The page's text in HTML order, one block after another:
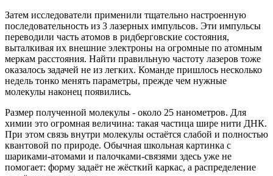
Затем исследователи применили тщательно настроенную
последовательность из 3 лазерных импульсов. Эти импульсы
переводили часть атомов в ридберговские состояния,
выталкивая их внешние электроны на огромные по атомным
меркам расстояния. Найти правильную частоту лазеров тоже
оказалось задачей не из легких. Команде пришлось несколько
недель тонко менять параметры, прежде чем нужные
молекулы наконец появились.
Размер полученной молекулы - около 25 нанометров. Для
химии это огромная величина: такая частица шире нити ДНК.
При этом связь внутри молекулы остаётся слабой и полностью
квантовой по природе. Обычная школьная картинка с
шариками-атомами и палочками-связями здесь уже не
помогает: форму задаёт не жёсткий каркас, а распределение